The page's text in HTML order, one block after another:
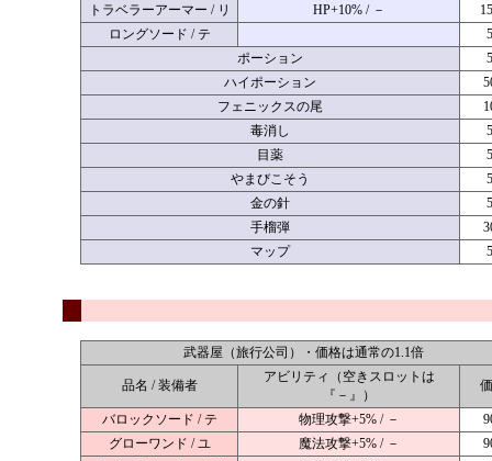
トラベラーアーマー / リ
HP+10% / －
ロングソード / テ
ポーション
ハイポーション
フェニックスの尾
毒消し
目薬
やまびこそう
金の針
手榴弾
マップ
武器屋（旅行公司）・価格は通常の1.1倍
品名 / 装備者
アビリティ（空きスロットは
『－』）
バロックソード / テ 物理攻撃+5% / －
グローワンド / ユ
魔法攻撃+5% / －